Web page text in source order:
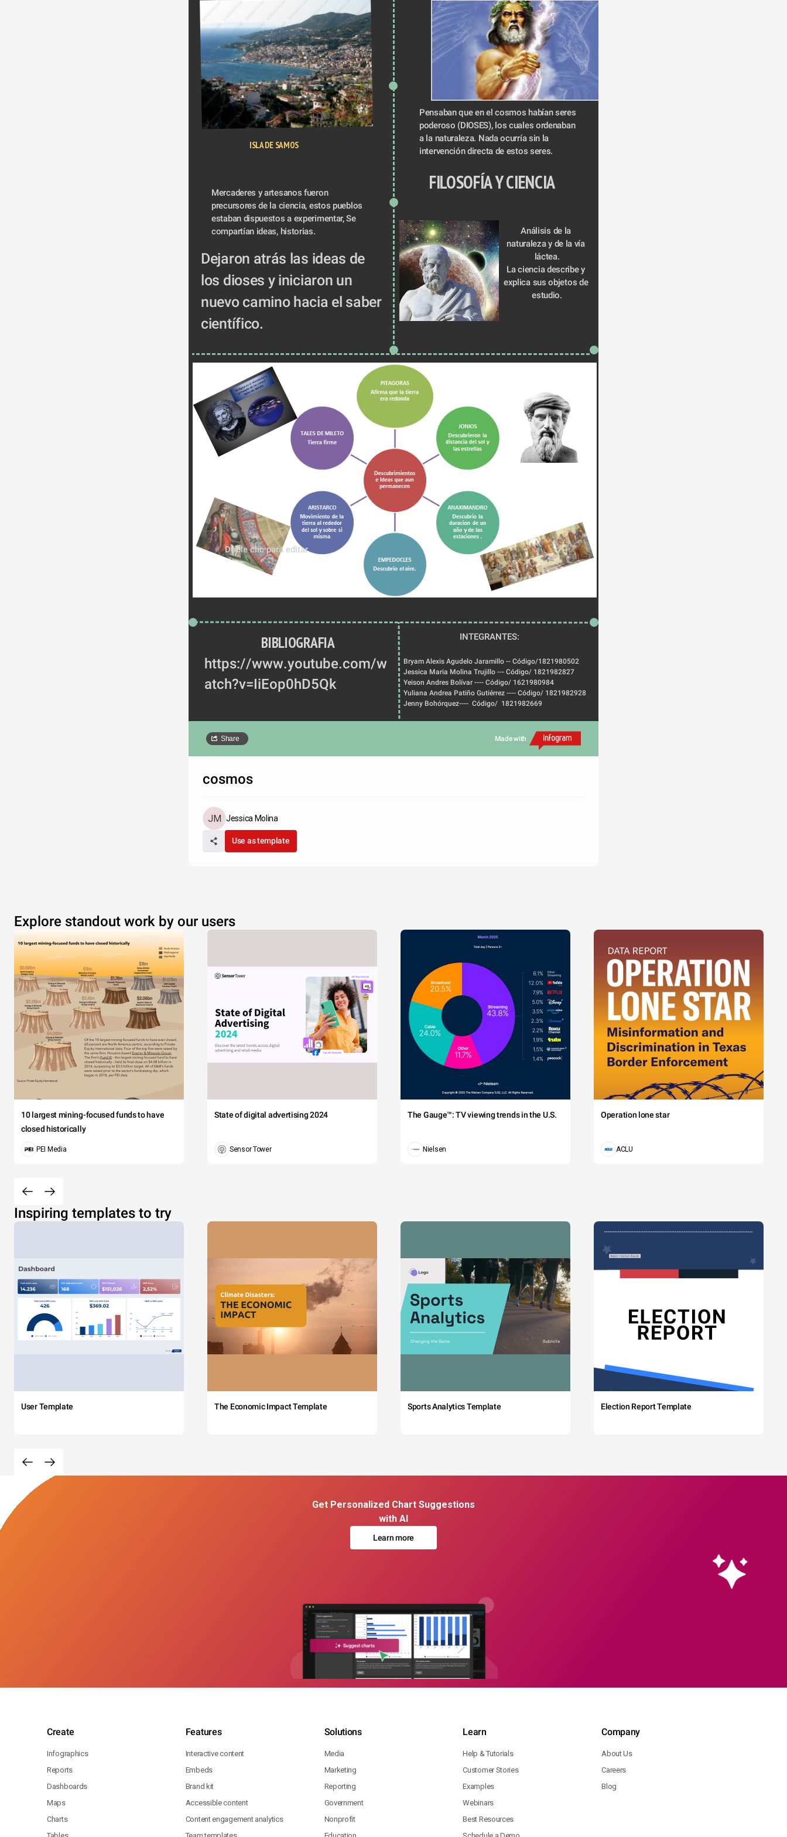
Pensaban que en el cosmos habían seres
poderoso (DIOSES), los cuales ordenaban
a la naturaleza. Nada ocurría sin la
intervención directa de estos seres.
ISLA DE SAMOS
FILOSOFÍA Y CIENCIA
Mercaderes y artesanos fueron
precursores de la ciencia, estos pueblos
estaban dispuestos a experimentar, Se
compartían ideas, historias.
Análisis de la
naturaleza y de la vía
láctea.
La ciencia describe y
explica sus objetos de
estudio.
Dejaron atrás las ideas de
los dioses y iniciaron un
nuevo camino hacia el saber
científico.
Doble clic para editar
                        INTEGRANTES:
Bryam Alexis Agudelo Jaramillo -- Código/1821980502
Jessica Maria Molina Trujillo --- Código/ 1821982827
Yeison Andres Bolívar ---- Código/ 1621980984
Yuliana Andrea Patiño Gutiérrez ---- Código/ 1821982928
Jenny Bohórquez----  Código/  1821982669
BIBLIOGRAFIA
https://www.youtube.com/w
atch?v=IiEop0hD5Qk
Share Made with
cosmos
Jessica Molina
Use as template
Explore standout work by our users
10 largest mining-focused funds to have
closed historically
PEI Media
State of digital advertising 2024
Sensor Tower
The Gauge™: TV viewing trends in the U.S.
Nielsen
Operation lone star
ACLU
Inspiring templates to try
User Template The Economic Impact Template Sports Analytics Template Election Report Template
Get Personalized Chart Suggestions
with AI
Learn more
Create
Infographics
Reports
Dashboards
Maps
Charts
Features
Interactive content
Embeds
Brand kit
Accessible content
Content engagement analytics
Solutions
Media
Marketing
Reporting
Government
Nonprofit
Learn
Help & Tutorials
Customer Stories
Examples
Webinars
Best Resources
Company
About Us
Careers
Blog